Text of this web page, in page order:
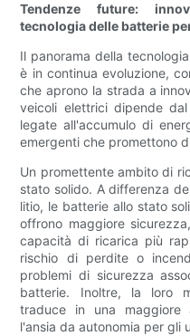
Tendenze future:
tecnologia delle batterie
Il panorama della
è in continua evoluzione,
che aprono la strada a
veicoli elettrici dipende
legate all'accumulo di
emergenti che promettono
Un promettente ambito di
stato solido. A differenza
litio, le batterie allo stato
offrono maggiore
capacità di ricarica più
rischio di perdite o
problemi di sicurezza
batterie. Inoltre, la loro
traduce in una maggiore
l'ansia da autonomia per gli